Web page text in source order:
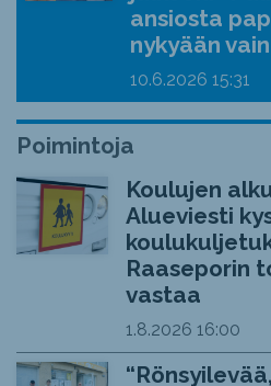
ansiosta
nykyään
10.6.2026 15:31
Poimintoja
Koulujen
Alueviesti
Raaseporin
vastaa
1.8.2026 16:00